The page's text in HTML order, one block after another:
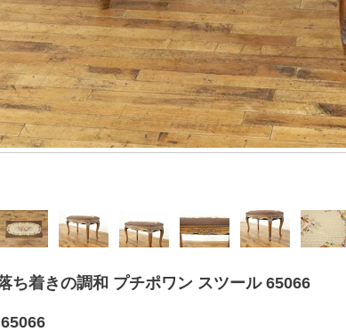
ち着きの調和 プチポワン スツール 65066
65066